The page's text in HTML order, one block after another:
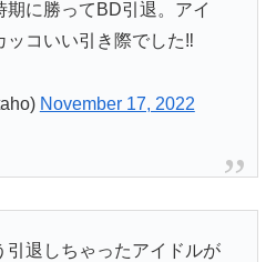
期に勝ってBD引退。アイ
ッコいい引き際でした‼️
November 17, 2022
引退しちゃったアイドルが